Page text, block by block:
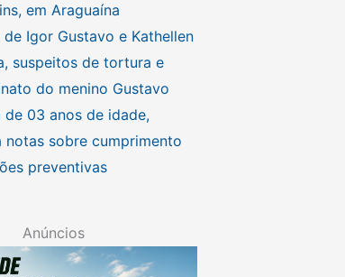
em Araguaína
de Igor Gustavo e Kathellen
suspeitos de tortura e
do menino Gustavo
de 03 anos de idade,
notas sobre cumprimento
preventivas
Anúncios